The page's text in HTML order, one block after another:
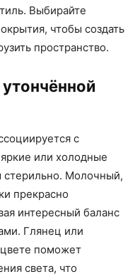
Выбирайте
чтобы создать
пространство.
с
или холодные
стерильно. Молочный,
прекрасно
интересный баланс
Глянец или
поможет
света, что